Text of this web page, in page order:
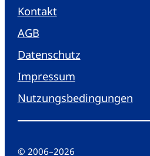
Kontakt
AGB
Datenschutz
Impressum
Nutzungsbedingungen
© 2006–2026